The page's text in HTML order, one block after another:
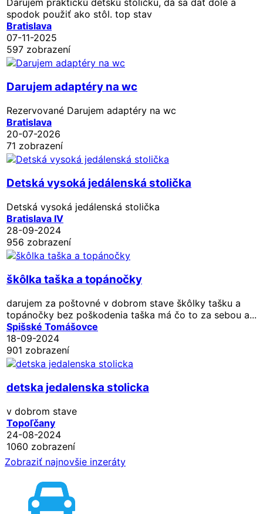
spodok použiť ako stôl. top stav
Bratislava
07-11-2025
597 zobrazení
Darujem adaptéry na wc
Rezervované Darujem adaptéry na wc
Bratislava
20-07-2026
71 zobrazení
Detská vysoká jedálenská stolička
Detská vysoká jedálenská stolička
Bratislava IV
28-09-2024
956 zobrazení
škôlka taška a topánočky
darujem za poštovné v dobrom stave škôlky tašku a
topánočky bez poškodenia taška má čo to za sebou a...
Spišské Tomášovce
18-09-2024
901 zobrazení
detska jedalenska stolicka
v dobrom stave
Topoľčany
24-08-2024
1060 zobrazení
Zobraziť najnovšie inzeráty